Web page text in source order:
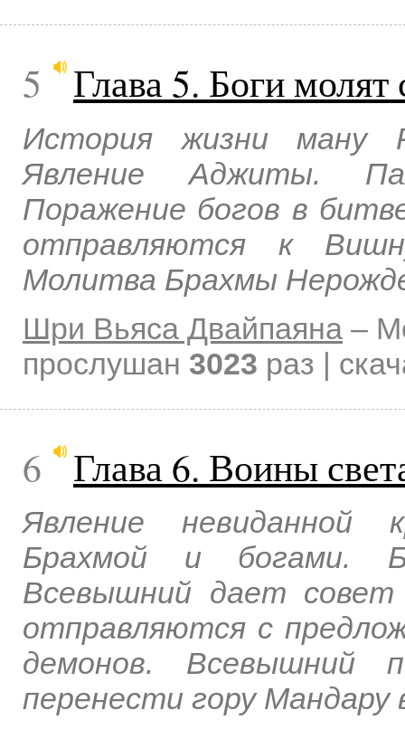
5 Глава 5. Боги
История жизни ману
Явление Аджиты.
Поражение богов в
отправляются к
Молитва Брахмы
Шри Вьяса Двайпаяна –
прослушан 3023 раз |
6 Глава 6. Воины
Явление невиданной
Брахмой и богами.
Всевышний дает
отправляются с
демонов. Всевышний
перенести гору Мандару